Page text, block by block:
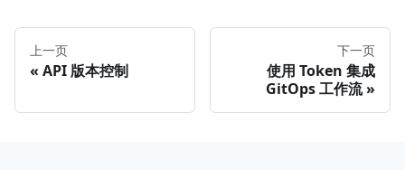
上一页
API 版本控制
下一页
使用 Token 集成
GitOps 工作流